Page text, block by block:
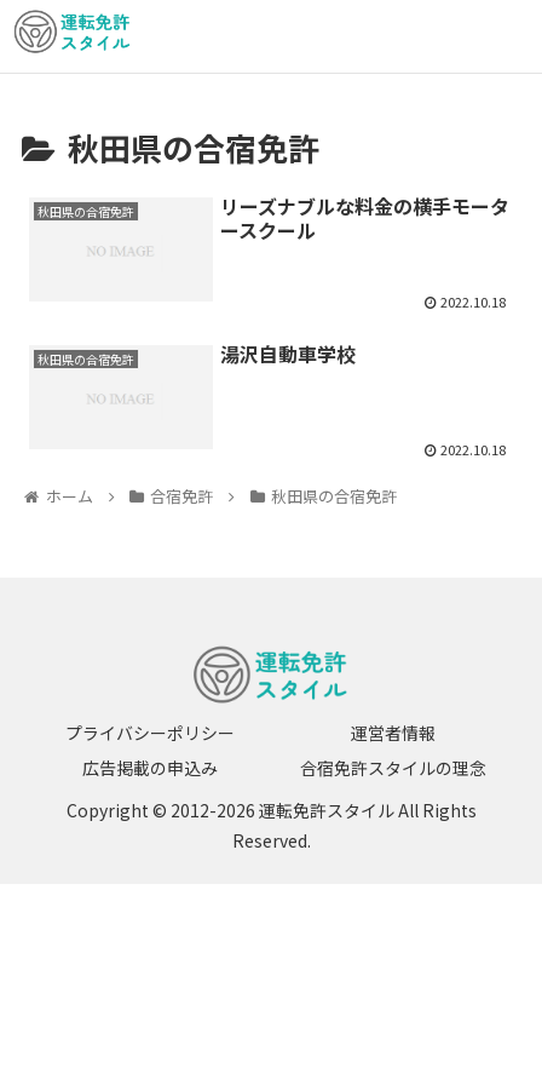
秋田県の合宿免許
秋田県の合宿免許
リーズナブルな料金の横手モータ
ースクール
2022.10.18
秋田県の合宿免許 湯沢自動車学校
2022.10.18
ホーム 合宿免許 秋田県の合宿免許
プライバシーポリシー
運営者情報
広告掲載の申込み
合宿免許スタイルの理念
Copyright © 2012-2026 運転免許スタイル All Rights
Reserved.